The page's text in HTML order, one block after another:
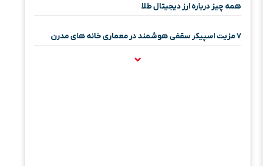
همه چیز درباره ارز دیجیتال طلا
۷ مزیت اسپیکر سقفی هوشمند در معماری خانه‌ های مدرن